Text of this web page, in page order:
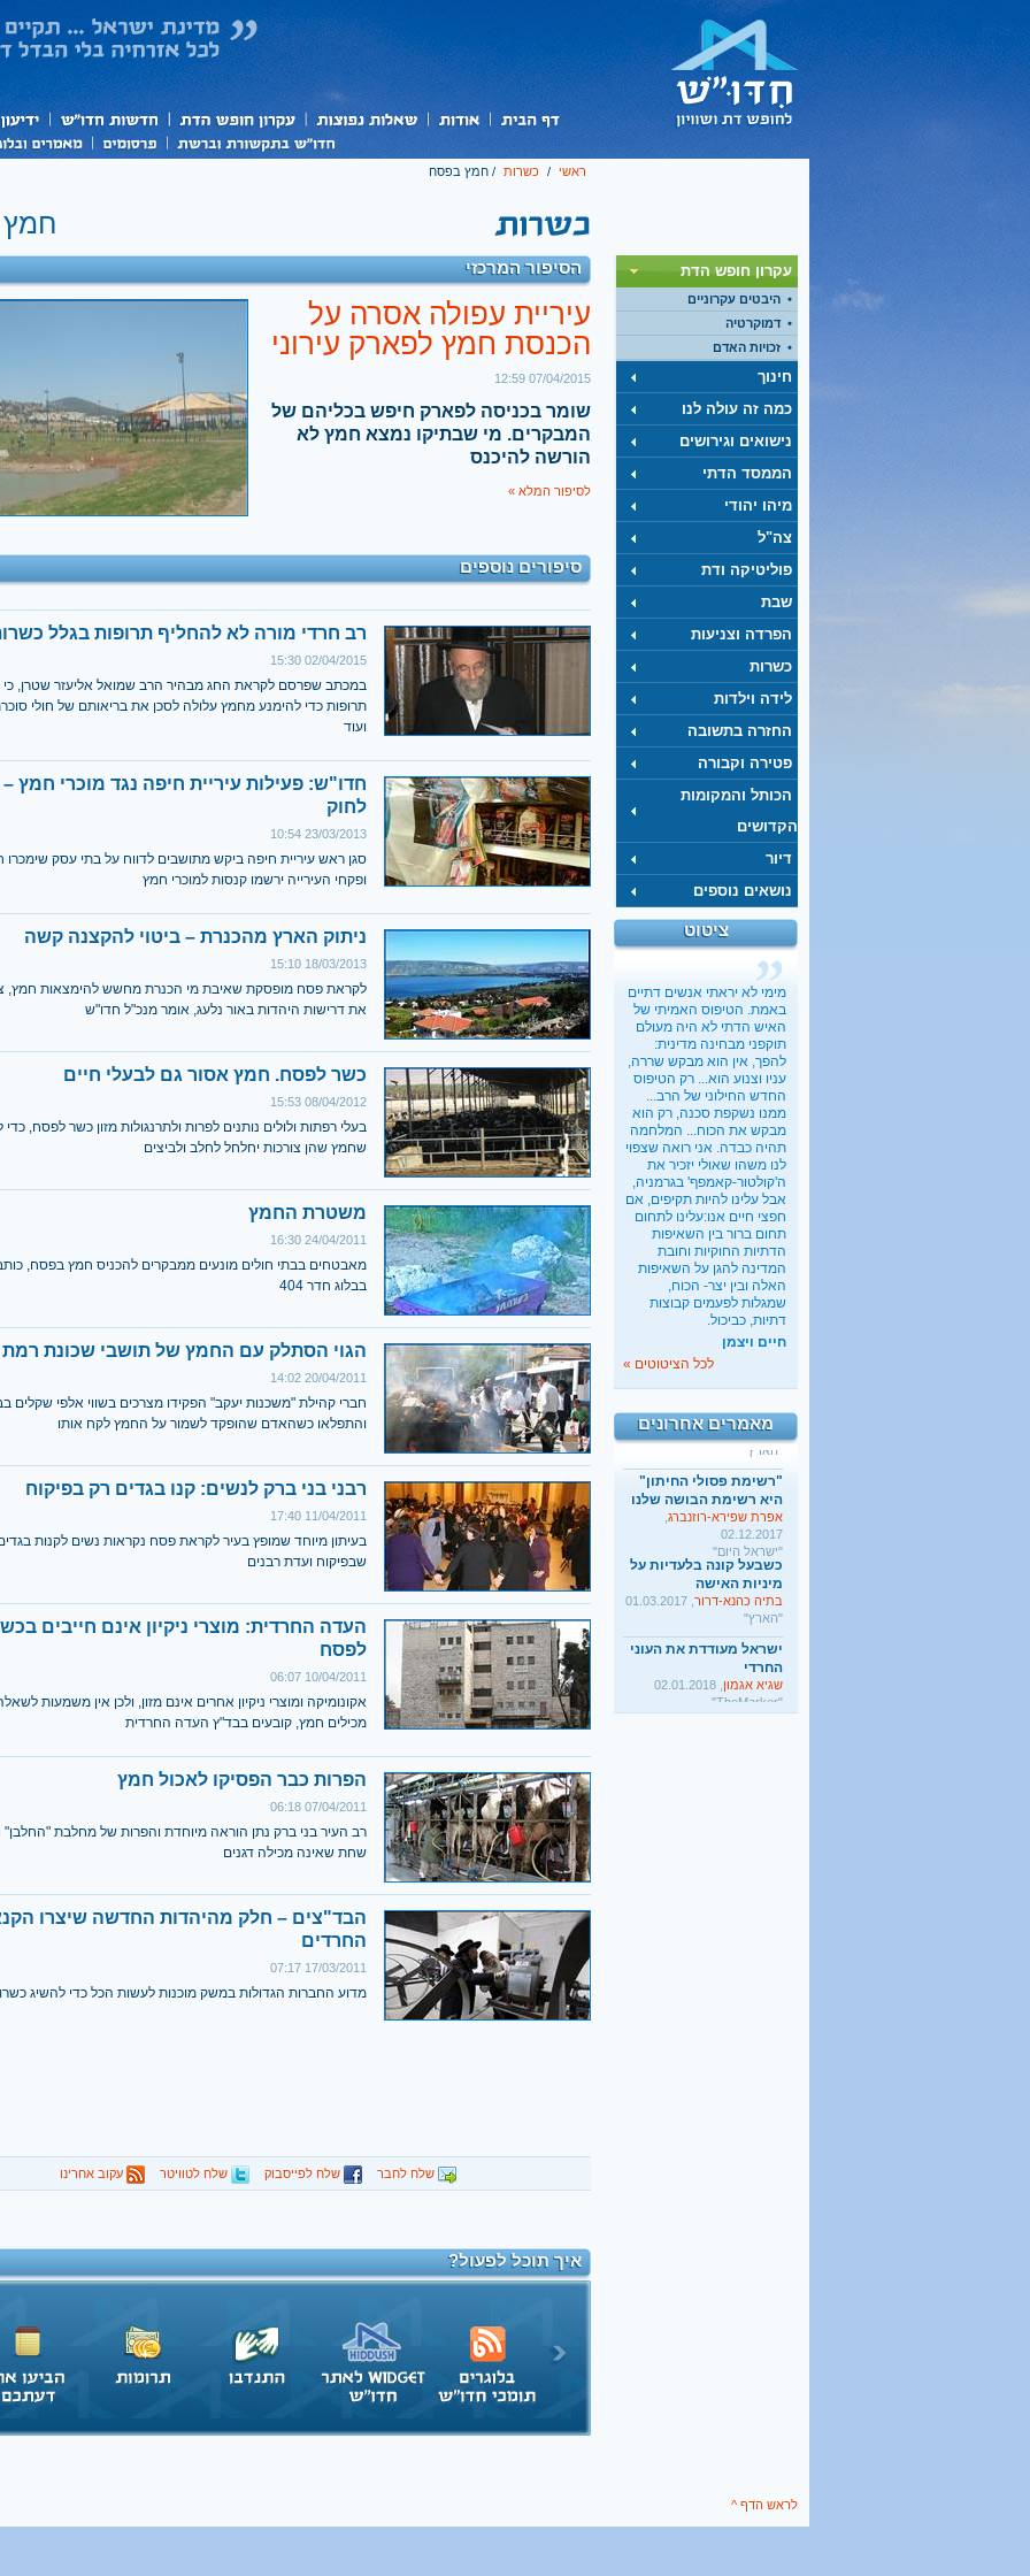
ראשי / כשרות / חמץ בפסח
עקרון חופש הדת
היבטים עקרוניים
דמוקרטיה
זכויות האדם
חינוך
כמה זה עולה לנו
נישואים וגירושים
הממסד הדתי
מיהו יהודי
צה"ל
פוליטיקה ודת
שבת
הפרדה וצניעות
כשרות
לידה וילדות
החזרה בתשובה
פטירה וקבורה
הכותל והמקומות
הקדושים
דיור
נושאים נוספים
ציטוט
מימי לא יראתי אנשים דתיים
באמת. הטיפוס האמיתי של
האיש הדתי לא היה מעולם
תוקפני מבחינה מדינית:
להפך, אין הוא מבקש שררה,
עניו וצנוע הוא... רק הטיפוס
החדש החילוני של הרב...
ממנו נשקפת סכנה, רק הוא
מבקש את הכוח... המלחמה
תהיה כבדה. אני רואה שצפוי
לנו משהו שאולי יזכיר את
ה'קולטור-קאמפף' בגרמניה,
אבל עלינו להיות תקיפים, אם
חפצי חיים אנו:עלינו לתחום
תחום ברור בין השאיפות
הדתיות החוקיות וחובת
המדינה להגן על השאיפות
האלה ובין יצר- הכוח,
שמגלות לפעמים קבוצות
דתיות, כביכול.
חיים ויצמן
לכל הציטוטים »
מאמרים אחרונים
כשבעל קונה בלעדיות על
מיניות האישה
בתיה כהנא-דרור , 01.03.2017
"הארץ"
ישראל מעודדת את העוני
החרדי
שגיא אגמון, 02.01.2018
"TheMarker"
הבא מאבק דת
גלעד קריב, 09.01.2018
"הארץ"
"רשימת פסולי החיתון"
היא רשימת הבושה שלנו
אפרת שפירא-רוזנברג,
02.12.2017
"ישראל היום"
כשבעל קונה בלעדיות על
מיניות האישה
בתיה כהנא-דרור
"הארץ"
ישראל מעודדת את העוני
החרדי
שגיא אגמון
"TheMarker"
היו שלום מרכולים. ברוך
הסיפור המרכזי
עיריית עפולה אסרה על
הכנסת חמץ לפארק עירוני
07/04/2015 12:59
שומר בכניסה לפארק חיפש בכליהם של
המבקרים. מי שבתיקו נמצא חמץ לא
הורשה להיכנס
לסיפור המלא »
סיפורים נוספים
רב חרדי מורה לא להחליף תרופות בגלל
02/04/2015 15:30
במכתב שפרסם לקראת החג מבהיר הרב שמואל אליעזר שטרן,
תרופות כדי להימנע מחמץ עלולה לסכן את בריאותם של חולי
ועוד
חדו"ש: פעילות עיריית חיפה נגד מוכרי חמץ –
לחוק
23/03/2013 10:54
סגן ראש עיריית חיפה ביקש מתושבים לדווח על בתי עסק
ופקחי העירייה ירשמו קנסות למוכרי חמץ
ניתוק הארץ מהכנרת – ביטוי להקצנה קשה
18/03/2013 15:10
לקראת פסח מופסקת שאיבת מי הכנרת מחשש להימצאות חמץ,
את דרישות היהדות באור נלעג, אומר מנכ"ל חדו"ש
כשר לפסח. חמץ אסור גם לבעלי חיים
08/04/2012 15:53
בעלי רפתות ולולים נותנים לפרות ולתרנגולות מזון כשר לפסח,
שחמץ שהן צורכות יחלחל לחלב ולביצים
משטרת החמץ
24/04/2011 16:30
מאבטחים בבתי חולים מונעים ממבקרים להכניס חמץ בפסח, כותב
בבלוג חדר 404
הגוי הסתלק עם החמץ של תושבי שכונת
20/04/2011 14:02
חברי קהילת "משכנות יעקב" הפקידו מצרכים בשווי אלפי שקלים
והתפלאו כשהאדם שהופקד לשמור על החמץ לקח אותו
רבני בני ברק לנשים: קנו בגדים רק בפיקוח
11/04/2011 17:40
בעיתון מיוחד שמופץ בעיר לקראת פסח נקראות נשים לקנות
שבפיקוח ועדת רבנים
העדה החרדית: מוצרי ניקיון אינם חייבים
לפסח
10/04/2011 06:07
אקונומיקה ומוצרי ניקיון אחרים אינם מזון, ולכן אין משמעות
מכילים חמץ, קובעים בבד"ץ העדה החרדית
הפרות כבר הפסיקו לאכול חמץ
07/04/2011 06:18
רב העיר בני ברק נתן הוראה מיוחדת והפרות של מחלבת "החלבן"
שחת שאינה מכילה דגנים
הבד"צים – חלק מהיהדות החדשה שיצרו
החרדים
17/03/2011 07:17
מדוע החברות הגדולות במשק מוכנות לעשות הכל כדי להשיג
שלח לחבר שלח לפייסבוק שלח לטוויטר עקוב אחרינו
איך תוכל לפעול?
לראש הדף ^